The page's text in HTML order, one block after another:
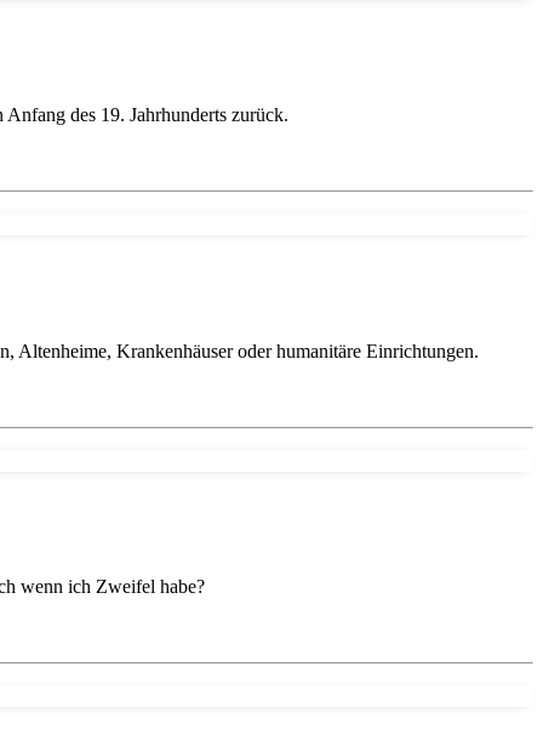
des 19. Jahrhunderts zurück.
Altenheime, Krankenhäuser oder humanitäre Einrichtungen.
wenn ich Zweifel habe?